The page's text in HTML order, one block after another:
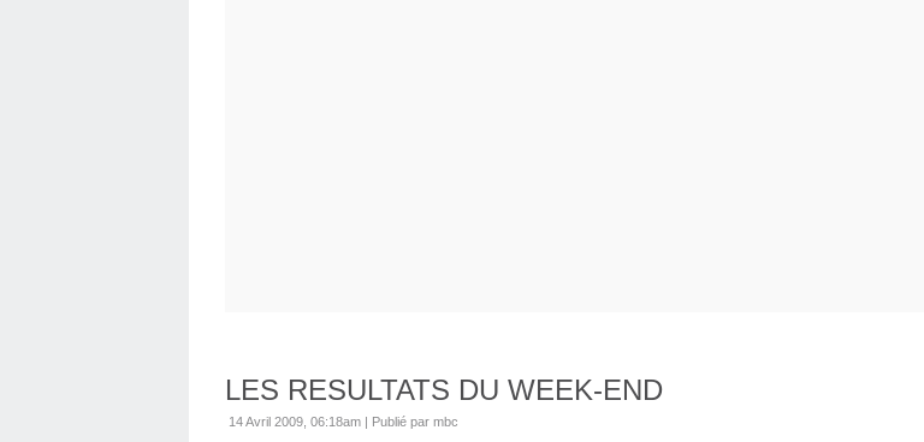
LES RESULTATS DU WEEK-END
14 Avril 2009, 06:18am | Publié par mbc